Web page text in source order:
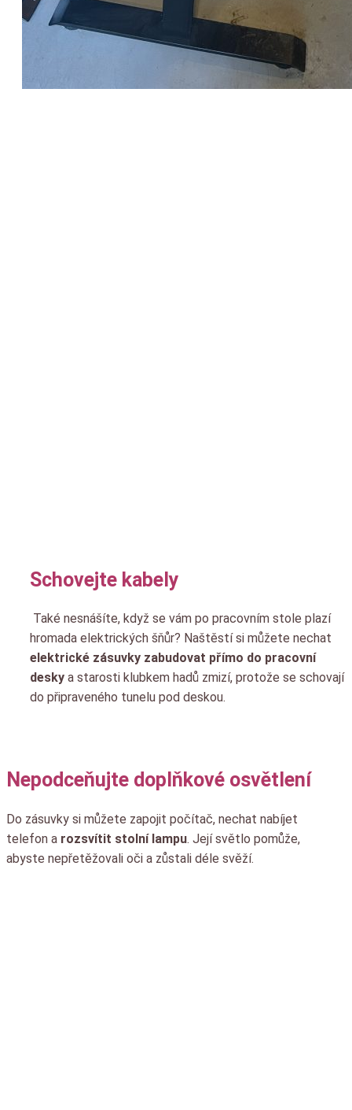
Schovejte kabely
Také nesnášíte, když se vám po pracovním stole plazí
hromada elektrických šňůr? Naštěstí si můžete nechat
elektrické zásuvky zabudovat přímo do pracovní
desky a starosti klubkem hadů zmizí, protože se schovají
do připraveného tunelu pod deskou.
Nepodceňujte doplňkové osvětlení
Do zásuvky si můžete zapojit počítač, nechat nabíjet
telefon a rozsvítit stolní lampu. Její světlo pomůže,
abyste nepřetěžovali oči a zůstali déle svěží.